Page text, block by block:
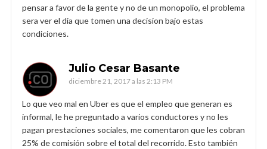
pensar a favor de la gente y no de un monopolio, el problema
sera ver el dia que tomen una decision bajo estas
condiciones.
Julio Cesar Basante
diciembre 21, 2017 a las 2:13 PM
Lo que veo mal en Uber es que el empleo que generan es
informal, le he preguntado a varios conductores y no les
pagan prestaciones sociales, me comentaron que les cobran
25% de comisión sobre el total del recorrido. Esto también